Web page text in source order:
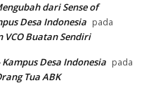
dari Sense of
Desa Indonesia pada
VCO Buatan Sendiri
Desa Indonesia pada
Tua ABK